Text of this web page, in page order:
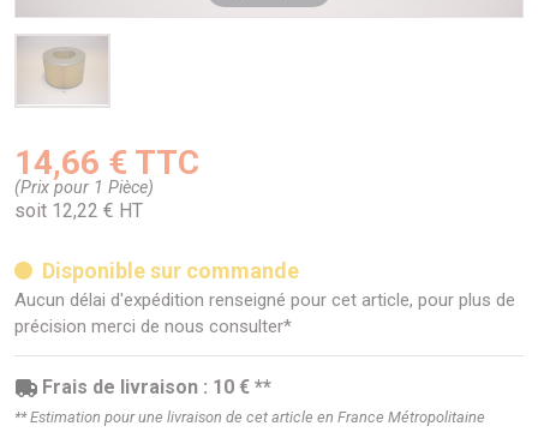
14,66 € TTC
(Prix pour 1 Pièce)
soit 12,22 € HT
Disponible sur commande
Aucun délai d'expédition renseigné pour cet article, pour plus de
précision merci de nous consulter*
Frais de livraison : 10 € **
** Estimation pour une livraison de cet article en France Métropolitaine